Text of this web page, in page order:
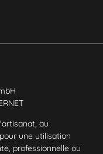
au
une utilisation
professionnelle ou